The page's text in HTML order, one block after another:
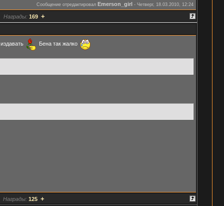
Сообщение отредактировал Emerson_girl - Четверг, 18.03.2010, 12:24
Награды: 169 +
Бена так жалко
Награды: 125 +